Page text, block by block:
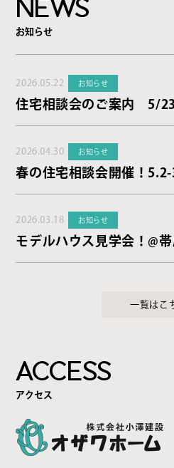
NEWS
お知らせ
2026.05.22 お知らせ
住宅相談会のご案内 5/
2026.04.30 お知らせ
春の住宅相談会開催！
2026.03.18 お知らせ
モデルハウス見学会！@
一覧はこ
ACCESS
アクセス